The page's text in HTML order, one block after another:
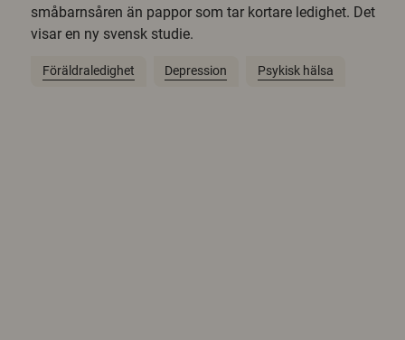
småbarnsåren än pappor som tar kortare ledighet. Det
visar en ny svensk studie.
Föräldraledighet Depression Psykisk hälsa